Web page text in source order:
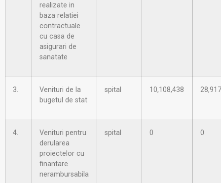
realizate in
baza relatiei
contractuale
cu casa de
asigurari de
sanatate
3.
Venituri de la
bugetul de stat
spital 10,108,438
4.
Venituri pentru
derularea
proiectelor cu
finantare
nerambursabila
spital 0 0